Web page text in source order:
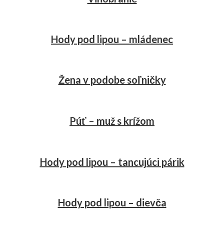
Hody pod lipou – mládenec
Žena v podobe soľničky
Púť – muž s krížom
Hody pod lipou – tancujúci párik
Hody pod lipou – dievča